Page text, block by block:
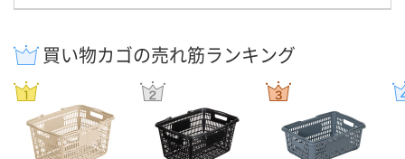
買い物カゴの売れ筋ランキング